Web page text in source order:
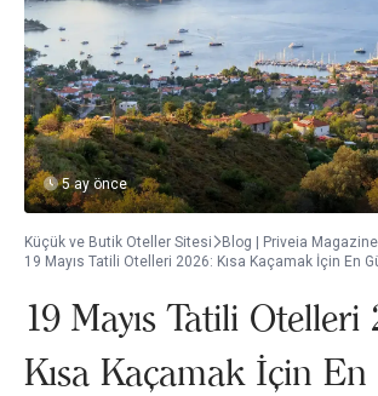
5 ay önce
Küçük ve Butik Oteller Sitesi
Blog | Priveia Magazine
19 Mayıs Tatili Otelleri 2026: Kısa Kaçamak İçin En
19 Mayıs Tatili Otelleri
Kısa Kaçamak İçin En